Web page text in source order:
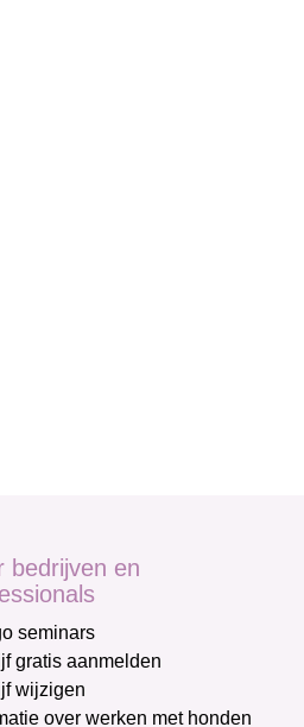
bedrijven en
seminars
gratis aanmelden
wijzigen
over werken met honden